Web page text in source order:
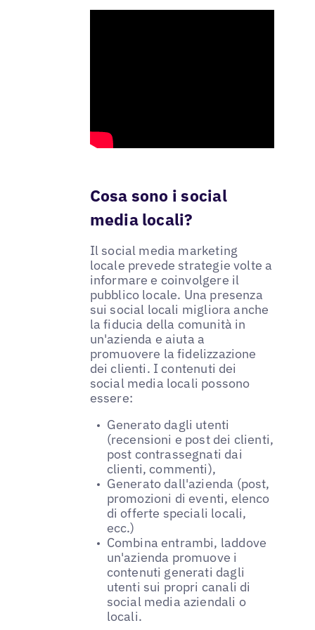
Cosa sono i social
media locali?
Il social media marketing
locale prevede strategie volte a
informare e coinvolgere il
pubblico locale. Una presenza
sui social locali migliora anche
la fiducia della comunità in
un'azienda e aiuta a
promuovere la fidelizzazione
dei clienti. I contenuti dei
social media locali possono
essere:
Generato dagli utenti
(recensioni e post dei clienti,
post contrassegnati dai
clienti, commenti),
Generato dall'azienda (post,
promozioni di eventi, elenco
di offerte speciali locali,
ecc.)
Combina entrambi, laddove
un'azienda promuove i
contenuti generati dagli
utenti sui propri canali di
social media aziendali o
locali.